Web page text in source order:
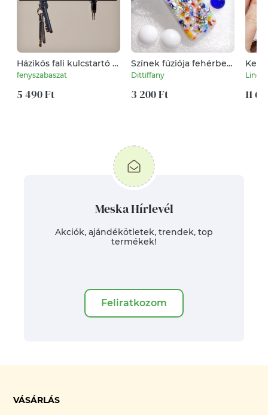
Házikós fali kulcstartó -
dió barna / fehér
fenyszabaszat
5 490 Ft
Színek fúziója fehérben,
ajándék ballagásra,
névnapra,
születésnapra.
Dittiffany
3 200 Ft 11
Meska Hírlevél
Akciók, ajándékötletek, trendek, top
termékek!
Feliratkozom
VÁSÁRLÁS